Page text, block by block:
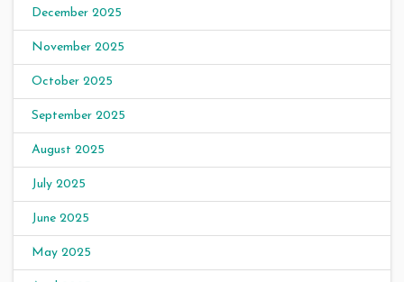
December 2025
November 2025
October 2025
September 2025
August 2025
July 2025
June 2025
May 2025